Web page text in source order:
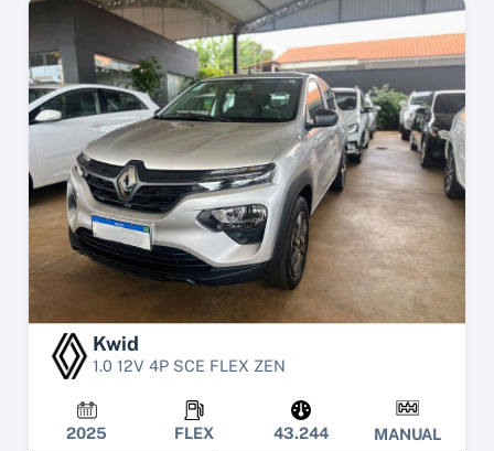
Kwid
1.0 12V 4P SCE FLEX ZEN
2025 FLEX 43.244 MANUAL